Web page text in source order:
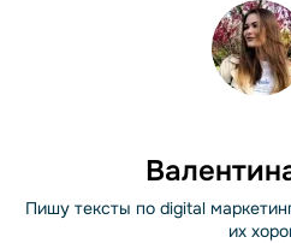
Пишу тексты по digital
их